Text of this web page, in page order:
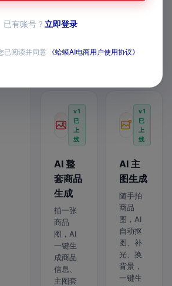
家桶持续上新
覆盖商品生成、图片与视频创作、导
全部模块均已开放
v1
已
上
线
AI 整
套商品
生成
拍一张
商品
图，AI
一键生
成商品
信息、
主图套
v1
已
上
线
AI 主
图生成
随手拍
商品
图，AI
自动抠
图、补
光、换
背景，
一键生
已有账号？ 立即登录
已阅读并同意 《蛤蟆AI电商用户使用协议》